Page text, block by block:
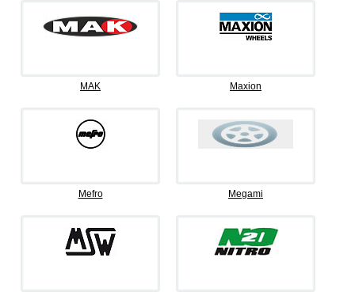
MAK Maxion
Mefro Megami